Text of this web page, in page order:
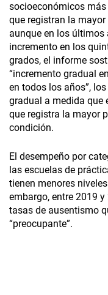
socioeconómicos
que registran la
aunque en los
incremento en los
grados, el informe
“incremento gradual
en todos los años”,
gradual a medida que
que registra la mayor
condición.
El desempeño por
las escuelas de
tienen menores
embargo, entre 2019
tasas de ausentismo
“preocupante”.